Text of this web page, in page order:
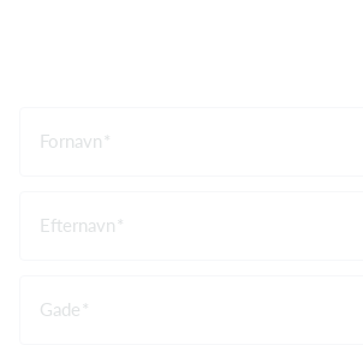
Fornavn
Efternavn
Gade